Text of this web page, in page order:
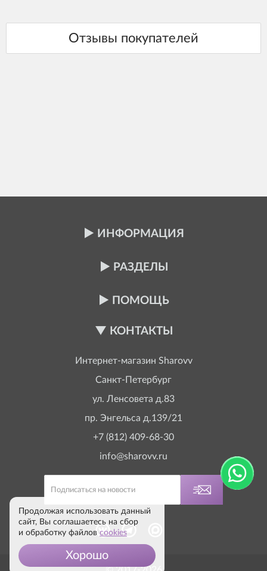
ИНФОРМАЦИЯ
РАЗДЕЛЫ
ПОМОЩЬ
КОНТАКТЫ
Интернет-магазин Sharovv
Санкт-Петербург
ул. Ленсовета д.83
пр. Энгельса д.139/21
+7 (812) 409-68-30
info@sharovv.ru
Продолжая использовать данный
сайт, Вы соглашаетесь на сбор
и обработку файлов cookies
Хорошо